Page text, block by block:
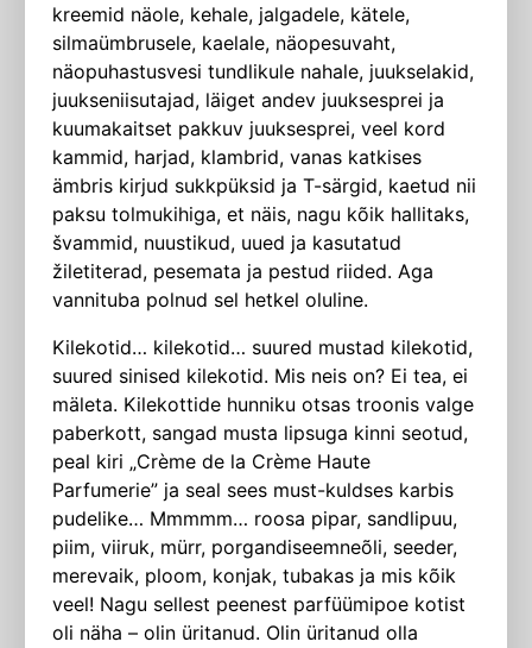
kreemid näole, kehale, jalgadele, kätele,
silmaümbrusele, kaelale, näopesuvaht,
näopuhastusvesi tundlikule nahale, juukselakid,
juukseniisutajad, läiget andev juuksesprei ja
kuumakaitset pakkuv juuksesprei, veel kord
kammid, harjad, klambrid, vanas katkises
ämbris kirjud sukkpüksid ja T-särgid, kaetud nii
paksu tolmukihiga, et näis, nagu kõik hallitaks,
švammid, nuustikud, uued ja kasutatud
žiletiterad, pesemata ja pestud riided. Aga
vannituba polnud sel hetkel oluline.
Kilekotid… kilekotid… suured mustad kilekotid,
suured sinised kilekotid. Mis neis on? Ei tea, ei
mäleta. Kilekottide hunniku otsas troonis valge
paberkott, sangad musta lipsuga kinni seotud,
peal kiri „Crème de la Crème Haute
Parfumerie” ja seal sees must-kuldses karbis
pudelike… Mmmmm… roosa pipar, sandlipuu,
piim, viiruk, mürr, porgandiseemneõli, seeder,
merevaik, ploom, konjak, tubakas ja mis kõik
veel! Nagu sellest peenest parfüümipoe kotist
oli näha – olin üritanud. Olin üritanud olla